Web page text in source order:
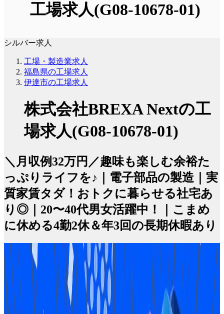
工場求人(G08-10678-01)
シルバー求人
工場・製造業求人
福島県の工場求人
伊達市の工場求人
株式会社BREXA Nextの工
場求人(G08-10678-01)
＼月収例32万円／趣味も楽しむ余裕た
っぷりライフを♪｜電子部品の製造｜実
質家賃タダ！おトクに暮らせる社宅あ
り◎｜20〜40代男女活躍中！｜こまめ
に休める4勤2休＆年3回の長期休暇あり